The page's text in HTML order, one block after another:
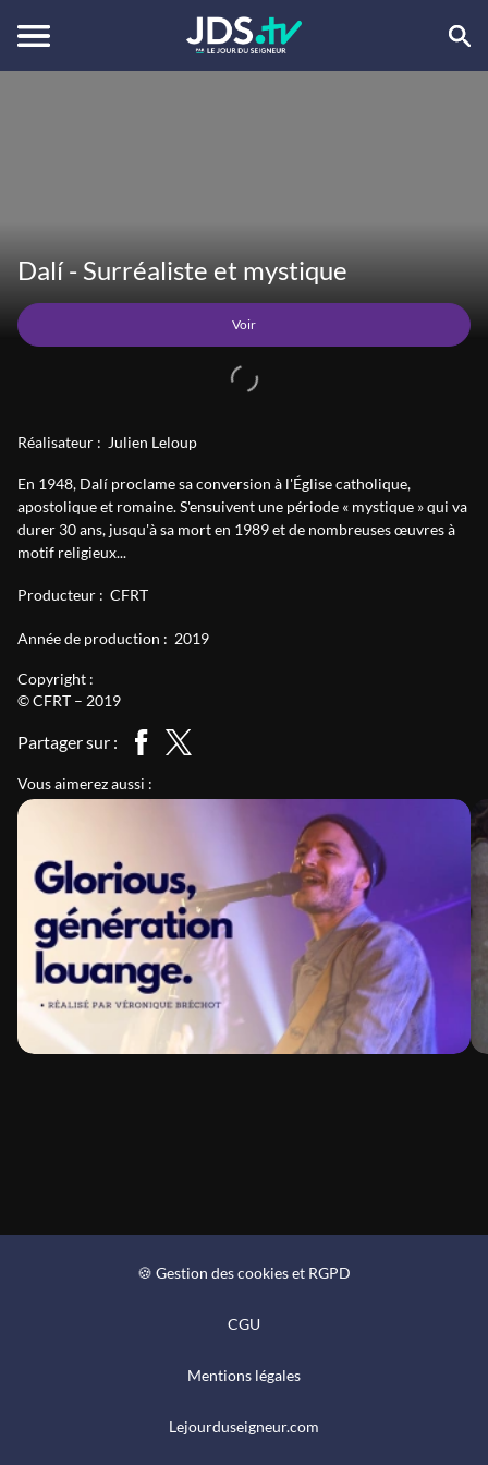
Dalí - Surréaliste et mystique
Voir
Réalisateur : Julien Leloup
En 1948, Dalí proclame sa conversion à l'Église catholique,
apostolique et romaine. S'ensuivent une période « mystique » qui va
durer 30 ans, jusqu'à sa mort en 1989 et de nombreuses œuvres à
motif religieux...
Producteur : CFRT
Année de production : 2019
Copyright :
© CFRT – 2019
Partager sur :
Vous aimerez aussi :
🍪 Gestion des cookies et RGPD
CGU
Mentions légales
Lejourduseigneur.com